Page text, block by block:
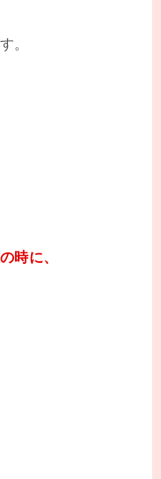
。
時に、